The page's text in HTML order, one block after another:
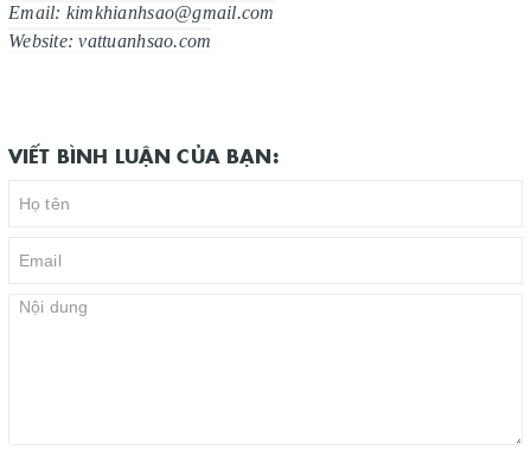
Email: kimkhianhsao@gmail.com
Website: vattuanhsao.com
VIẾT BÌNH LUẬN CỦA BẠN: